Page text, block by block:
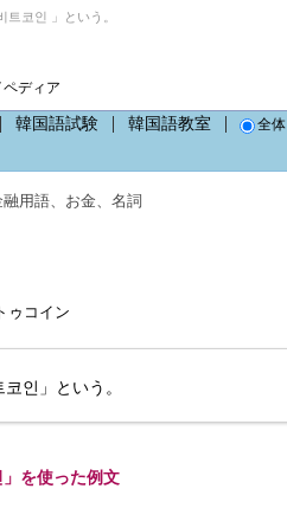
코인 」という。
ディア
韓国語試験 韓国語教室
全体
融用語、 お金、 名詞
ゥコイン
인」という。
」を使った例文